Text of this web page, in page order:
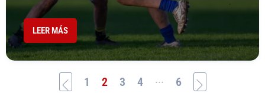
LEER MÁS
1 2 3 4 ... 6